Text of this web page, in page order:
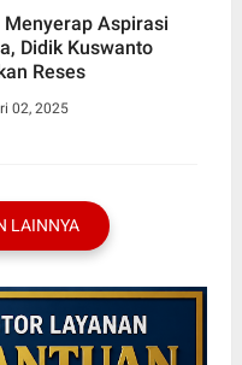
Menyerap Aspirasi
Didik Kuswanto
Reses
02, 2025
LAINNYA